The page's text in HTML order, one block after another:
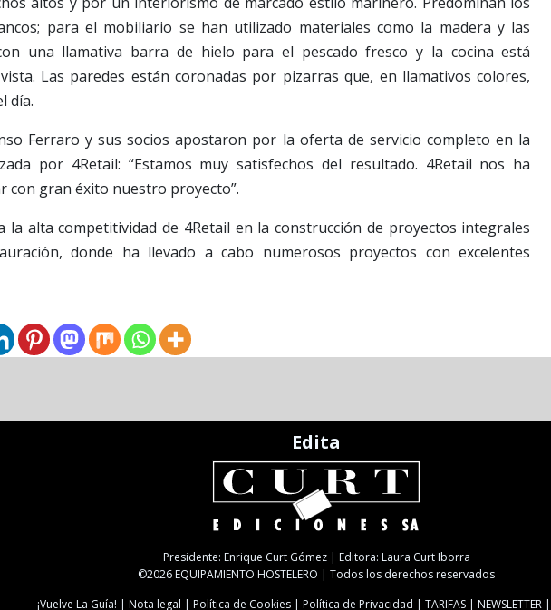
para el mobiliario se han utilizado materiales como la madera y las
una llamativa barra de hielo para el pescado fresco y la cocina está
Las paredes están coronadas por pizarras que, en llamativos colores,
día.
Ferraro y sus socios apostaron por la oferta de servicio completo en la
por 4Retail: “Estamos muy satisfechos del resultado. 4Retail nos ha
con gran éxito nuestro proyecto”.
la alta competitividad de 4Retail en la construcción de proyectos integrales
donde ha llevado a cabo numerosos proyectos con excelentes
Edita
Presidente: Enrique Curt Gómez | Editora: Laura Curt Iborra
©2026 EQUIPAMIENTO HOSTELERO | Todos los derechos reservados
¡Vuelve La Guía!
Nota legal Política de Cookies Política de Privacidad TARIFAS NEWSLETTER